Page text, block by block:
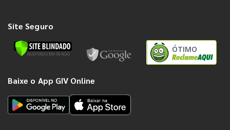
Site Seguro
ÓTIMO
Baixe o App GIV Online